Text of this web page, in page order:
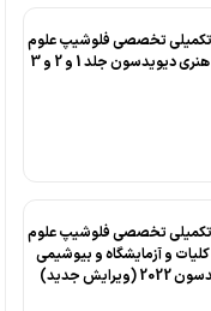
تکمیلی تخصصی فلوشیپ علوم
دیویدسون جلد 1 و 2 و 3
تکمیلی تخصصی فلوشیپ علوم
کلیات و آزمایشگاه و بیوشیمی